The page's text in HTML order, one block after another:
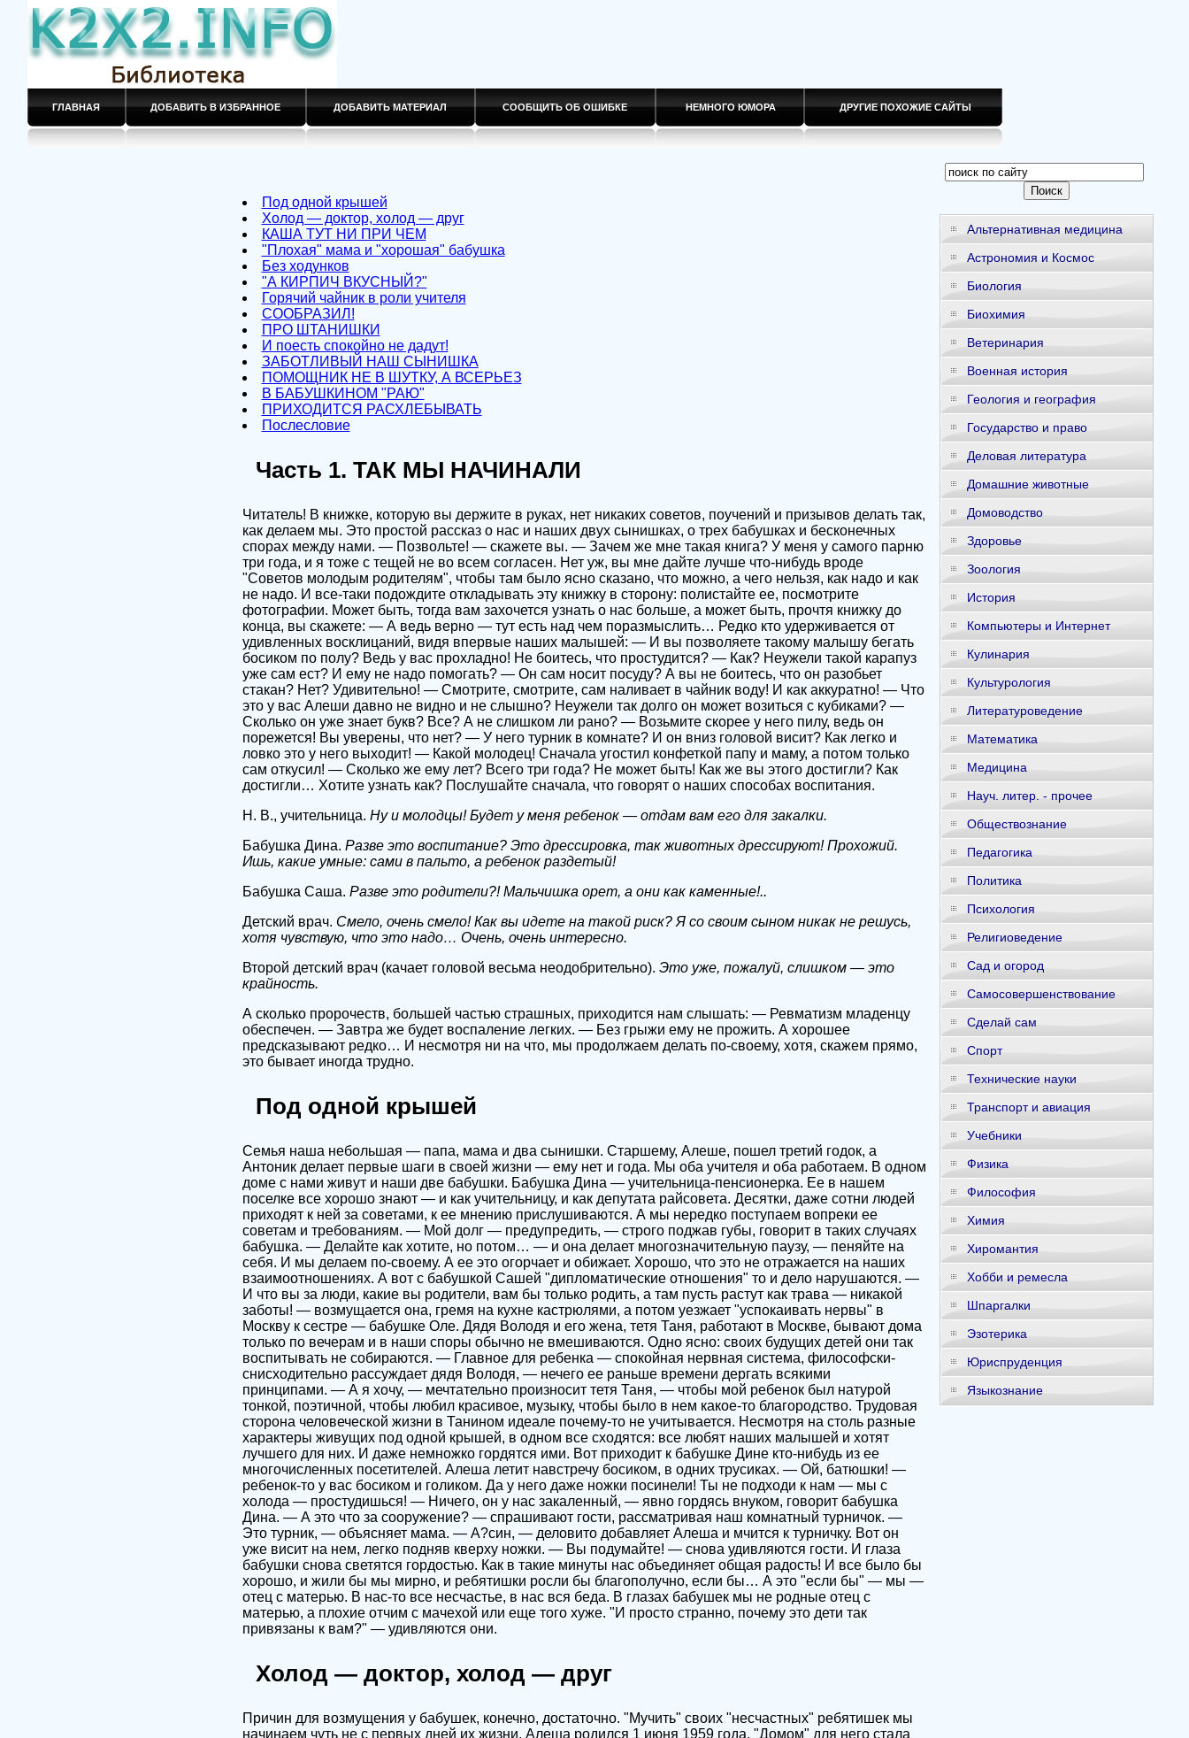
ГЛАВНАЯ ДОБАВИТЬ В ИЗБРАННОЕ ДОБАВИТЬ МАТЕРИАЛ СООБЩИТЬ ОБ ОШИБКЕ НЕМНОГО ЮМОРА ДРУГИЕ ПОХОЖИЕ САЙТЫ
Под одной крышей
Холод — доктор, холод — друг
КАША ТУТ НИ ПРИ ЧЕМ
"Плохая" мама и "хорошая" бабушка
Без ходунков
"А КИРПИЧ ВКУСНЫЙ?"
Горячий чайник в роли учителя
СООБРАЗИЛ!
ПРО ШТАНИШКИ
И поесть спокойно не дадут!
ЗАБОТЛИВЫЙ НАШ СЫНИШКА
ПОМОЩНИК НЕ В ШУТКУ, А ВСЕРЬЕЗ
В БАБУШКИНОМ "РАЮ"
ПРИХОДИТСЯ РАСХЛЕБЫВАТЬ
Послесловие
Часть 1. ТАК МЫ НАЧИНАЛИ
Читатель! В книжке, которую вы держите в руках, нет никаких советов, поучений и призывов делать так,
как делаем мы. Это простой рассказ о нас и наших двух сынишках, о трех бабушках и бесконечных
спорах между нами. — Позвольте! — скажете вы. — Зачем же мне такая книга? У меня у самого парню
три года, и я тоже с тещей не во всем согласен. Нет уж, вы мне дайте лучше что-нибудь вроде
"Советов молодым родителям", чтобы там было ясно сказано, что можно, а чего нельзя, как надо и как
не надо. И все-таки подождите откладывать эту книжку в сторону: полистайте ее, посмотрите
фотографии. Может быть, тогда вам захочется узнать о нас больше, а может быть, прочтя книжку до
конца, вы скажете: — А ведь верно — тут есть над чем поразмыслить… Редко кто удерживается от
удивленных восклицаний, видя впервые наших малышей: — И вы позволяете такому малышу бегать
босиком по полу? Ведь у вас прохладно! Не боитесь, что простудится? — Как? Неужели такой карапуз
уже сам ест? И ему не надо помогать? — Он сам носит посуду? А вы не боитесь, что он разобьет
стакан? Нет? Удивительно! — Смотрите, смотрите, сам наливает в чайник воду! И как аккуратно! — Что
это у вас Алеши давно не видно и не слышно? Неужели так долго он может возиться с кубиками? —
Сколько он уже знает букв? Все? А не слишком ли рано? — Возьмите скорее у него пилу, ведь он
порежется! Вы уверены, что нет? — У него турник в комнате? И он вниз головой висит? Как легко и
ловко это у него выходит! — Какой молодец! Сначала угостил конфеткой папу и маму, а потом только
сам откусил! — Сколько же ему лет? Всего три года? Не может быть! Как же вы этого достигли? Как
достигли… Хотите узнать как? Послушайте сначала, что говорят о наших способах воспитания.
Н. В., учительница. Ну и молодцы! Будет у меня ребенок — отдам вам его для закалки.
Бабушка Дина. Разве это воспитание? Это дрессировка, так животных дрессируют! Прохожий.
Ишь, какие умные: сами в пальто, а ребенок раздетый!
Бабушка Саша. Разве это родители?! Мальчишка орет, а они как каменные!..
Детский врач. Смело, очень смело! Как вы идете на такой риск? Я со своим сыном никак не решусь,
хотя чувствую, что это надо… Очень, очень интересно.
Второй детский врач (качает головой весьма неодобрительно). Это уже, пожалуй, слишком — это
крайность.
А сколько пророчеств, большей частью страшных, приходится нам слышать: — Ревматизм младенцу
обеспечен. — Завтра же будет воспаление легких. — Без грыжи ему не прожить. А хорошее
предсказывают редко… И несмотря ни на что, мы продолжаем делать по-своему, хотя, скажем прямо,
это бывает иногда трудно.
Под одной крышей
Семья наша небольшая — папа, мама и два сынишки. Старшему, Алеше, пошел третий годок, а
Антоник делает первые шаги в своей жизни — ему нет и года. Мы оба учителя и оба работаем. В одном
доме с нами живут и наши две бабушки. Бабушка Дина — учительница-пенсионерка. Ее в нашем
поселке все хорошо знают — и как учительницу, и как депутата райсовета. Десятки, даже сотни людей
приходят к ней за советами, к ее мнению прислушиваются. А мы нередко поступаем вопреки ее
советам и требованиям. — Мой долг — предупредить, — строго поджав губы, говорит в таких случаях
бабушка. — Делайте как хотите, но потом… — и она делает многозначительную паузу, — пеняйте на
себя. И мы делаем по-своему. А ее это огорчает и обижает. Хорошо, что это не отражается на наших
взаимоотношениях. А вот с бабушкой Сашей "дипломатические отношения" то и дело нарушаются. —
И что вы за люди, какие вы родители, вам бы только родить, а там пусть растут как трава — никакой
заботы! — возмущается она, гремя на кухне кастрюлями, а потом уезжает "успокаивать нервы" в
Москву к сестре — бабушке Оле. Дядя Володя и его жена, тетя Таня, работают в Москве, бывают дома
только по вечерам и в наши споры обычно не вмешиваются. Одно ясно: своих будущих детей они так
воспитывать не собираются. — Главное для ребенка — спокойная нервная система, философски-
снисходительно рассуждает дядя Володя, — нечего ее раньше времени дергать всякими
принципами. — А я хочу, — мечтательно произносит тетя Таня, — чтобы мой ребенок был натурой
тонкой, поэтичной, чтобы любил красивое, музыку, чтобы было в нем какое-то благородство. Трудовая
сторона человеческой жизни в Танином идеале почему-то не учитывается. Несмотря на столь разные
характеры живущих под одной крышей, в одном все сходятся: все любят наших малышей и хотят
лучшего для них. И даже немножко гордятся ими. Вот приходит к бабушке Дине кто-нибудь из ее
многочисленных посетителей. Алеша летит навстречу босиком, в одних трусиках. — Ой, батюшки! —
ребенок-то у вас босиком и голиком. Да у него даже ножки посинели! Ты не подходи к нам — мы с
холода — простудишься! — Ничего, он у нас закаленный, — явно гордясь внуком, говорит бабушка
Дина. — А это что за сооружение? — спрашивают гости, рассматривая наш комнатный турничок. —
Это турник, — объясняет мама. — А?син, — деловито добавляет Алеша и мчится к турничку. Вот он
уже висит на нем, легко подняв кверху ножки. — Вы подумайте! — снова удивляются гости. И глаза
бабушки снова светятся гордостью. Как в такие минуты нас объединяет общая радость! И все было бы
хорошо, и жили бы мы мирно, и ребятишки росли бы благополучно, если бы… А это "если бы" — мы —
отец с матерью. В нас-то все несчастье, в нас вся беда. В глазах бабушек мы не родные отец с
матерью, а плохие отчим с мачехой или еще того хуже. "И просто странно, почему это дети так
привязаны к вам?" — удивляются они.
Холод — доктор, холод — друг
Причин для возмущения у бабушек, конечно, достаточно. "Мучить" своих "несчастных" ребятишек мы
начинаем чуть не с первых дней их жизни. Алеша родился 1 июня 1959 года. "Домом" для него стала
Альтернативная медицина
Астрономия и Космос
Биология
Биохимия
Ветеринария
Военная история
Геология и география
Государство и право
Деловая литература
Домашние животные
Домоводство
Здоровье
Зоология
История
Компьютеры и Интернет
Кулинария
Культурология
Литературоведение
Математика
Медицина
Науч. литер. - прочее
Обществознание
Педагогика
Политика
Психология
Религиоведение
Сад и огород
Самосовершенствование
Сделай сам
Спорт
Технические науки
Транспорт и авиация
Учебники
Физика
Философия
Химия
Хиромантия
Хобби и ремесла
Шпаргалки
Эзотерика
Юриспруденция
Языкознание